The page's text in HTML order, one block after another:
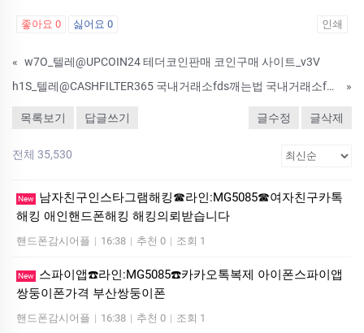
좋아요 0 싫어요 0 인쇄
« w7O_텔레@UPCOIN24 테더코인판매 코인구매 사이트_v3V
h1S_텔레@CASHFILTER365 국내거래소fds깨는법 국내거래소fds뚫는법 국내거래소fds뚫어주는곳 국내거래소fds해결방법 국내거래소fds해결업체_y8W
»
목록보기 답글쓰기 글수정 글삭제
전체 35,530
New
남자친구인스타그램해킹☎라인:MG5085☎여자친구카톡
해킹 애인핸드폰해킹 해킹의뢰받습니다
핸드폰감시어플 | 16:38 | 추천 0 | 조회 1
New
스파이앱☎️라인:MG5085☎️카카오톡복제 아이폰스파이앱
쌍둥이폰가격 부산쌍둥이폰
핸드폰감시어플 | 16:38 | 추천 0 | 조회 1